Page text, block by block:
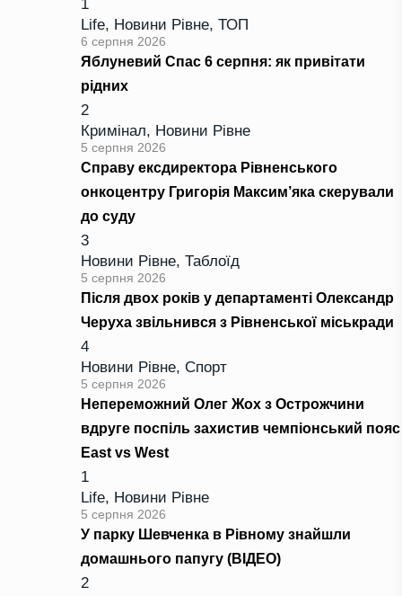
1
Life, Новини Рівне, ТОП
6 серпня 2026
Яблуневий Спас 6 серпня: як привітати
рідних
2
Кримінал, Новини Рівне
5 серпня 2026
Справу ексдиректора Рівненського
онкоцентру Григорія Максим’яка скерували
до суду
3
Новини Рівне, Таблоїд
5 серпня 2026
Після двох років у департаменті Олександр
Черуха звільнився з Рівненської міськради
4
Новини Рівне, Спорт
5 серпня 2026
Непереможний Олег Жох з Острожчини
вдруге поспіль захистив чемпіонський пояс
East vs West
1
Life, Новини Рівне
5 серпня 2026
У парку Шевченка в Рівному знайшли
домашнього папугу (ВІДЕО)
2